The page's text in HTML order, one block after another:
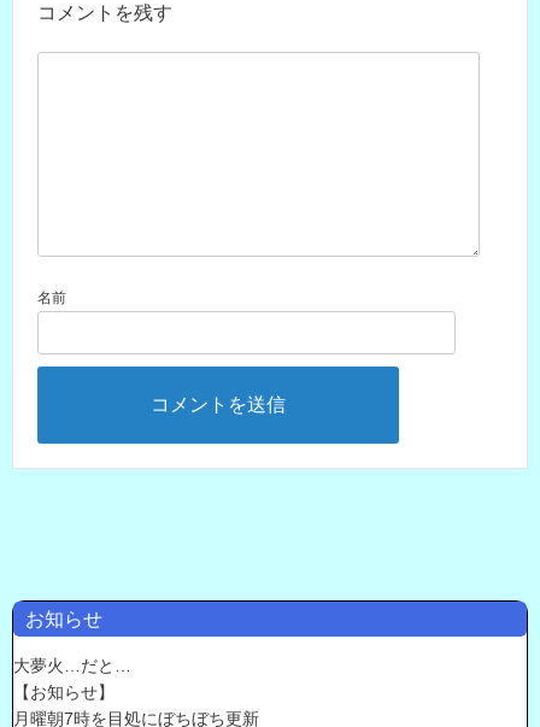
コメントを残す
名前
お知らせ
大夢火…だと…
【お知らせ】
月曜朝7時を目処にぼちぼち更新